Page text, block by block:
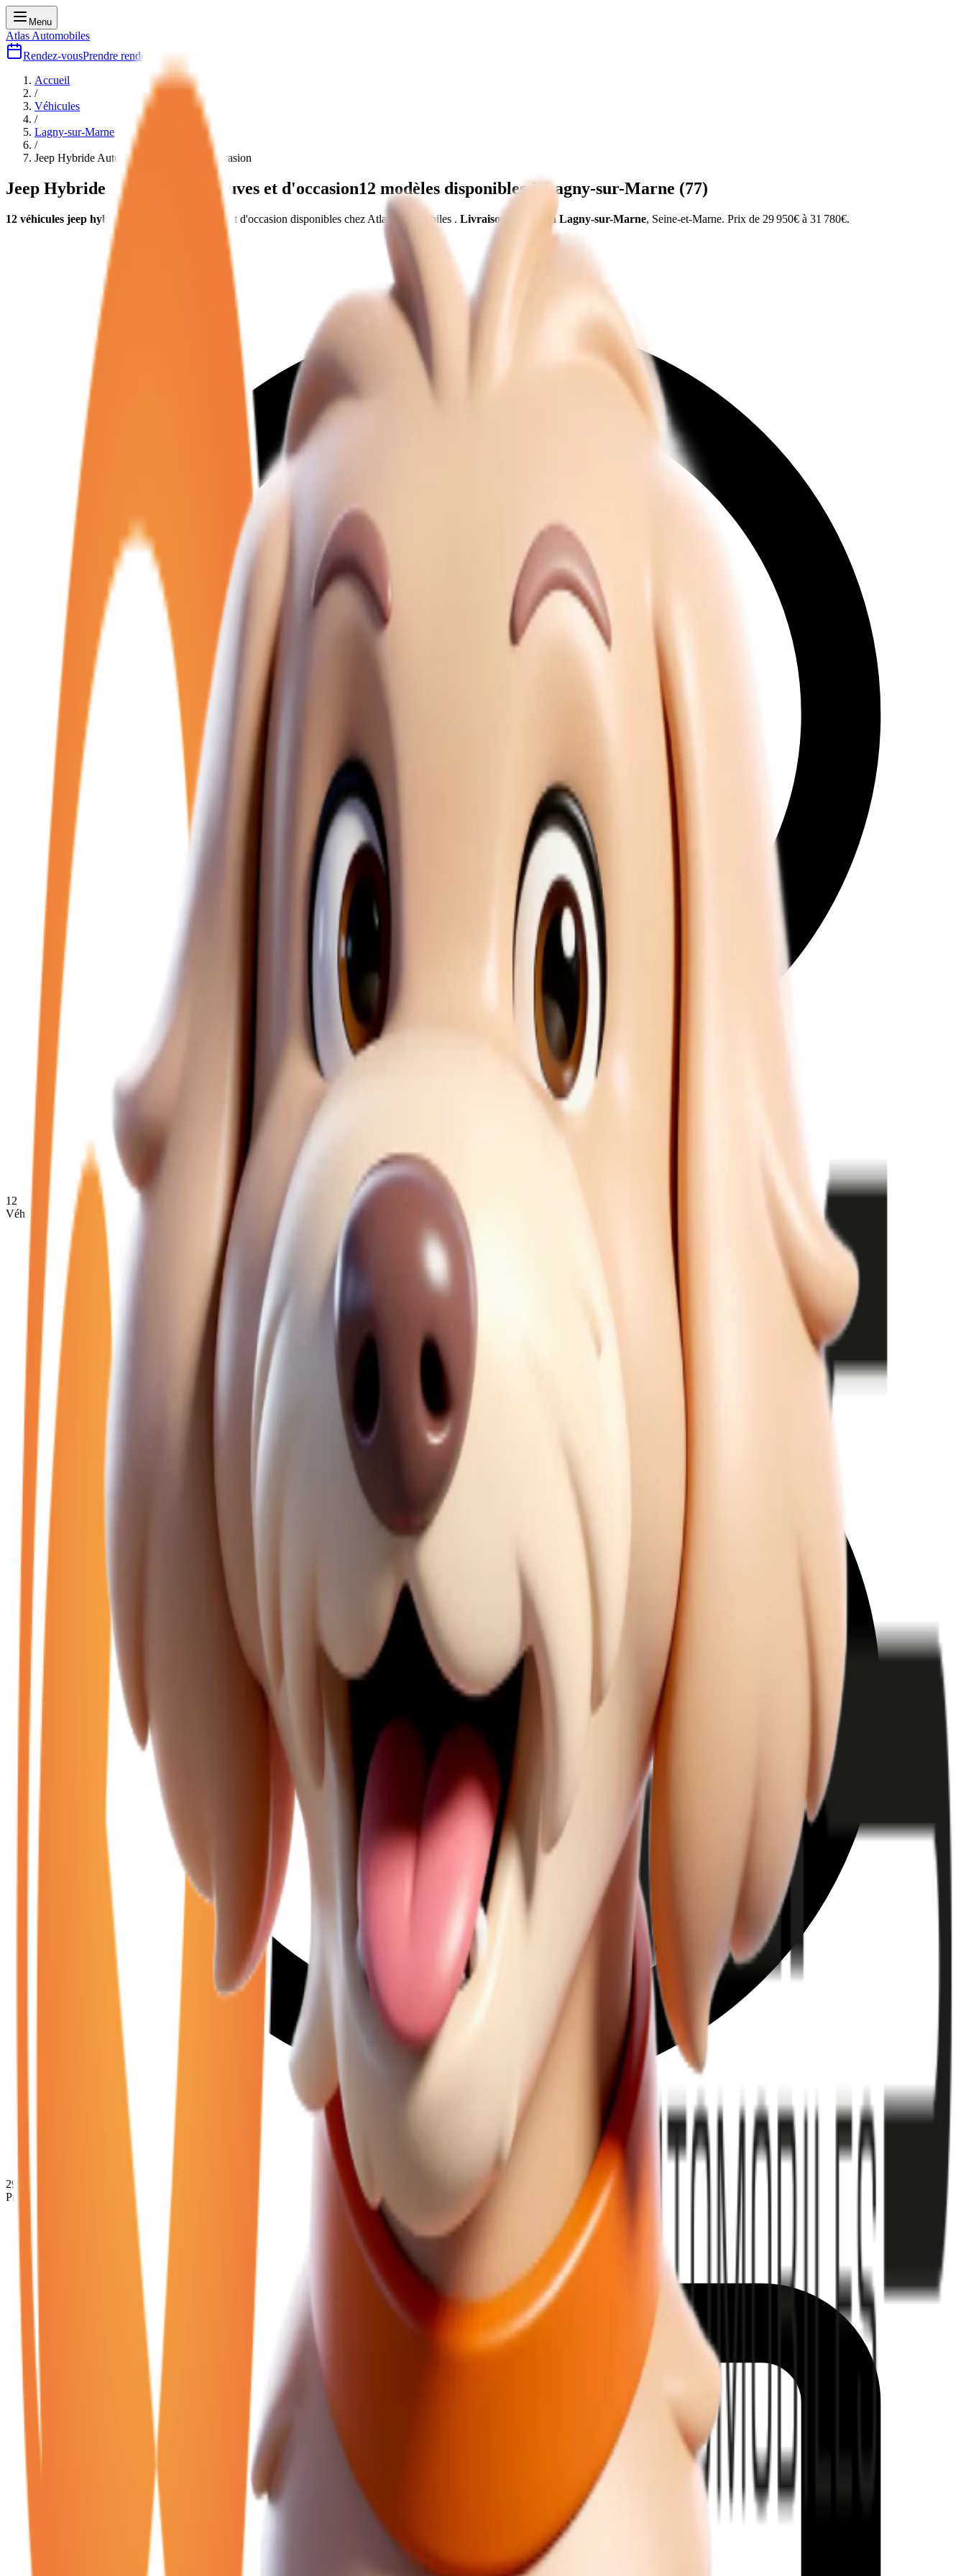
Menu
Atlas Automobiles
Rendez-vousPrendre rendez-vous
Accueil
/
Véhicules
/
Lagny-sur-Marne
/
Jeep Hybride Automatique
neuves et d'occasion
Jeep Hybride Automatique neuves et d'occasion12 modèles disponibles àLagny-sur-Marne (77)
12 véhicules jeep hybride automatique neuves et d'occasion disponibles chez Atlas Automobiles . Livraison gratuite àLagny-sur-Marne, Seine-et-Marne. Prix de 29 950€ à 31 780€.
12
Véhicules disponibles
29 950
Prix minimum